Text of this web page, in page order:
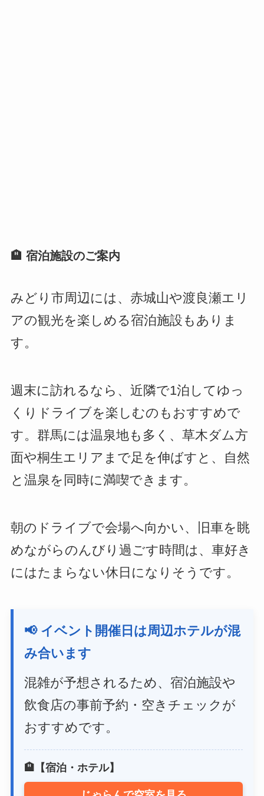
🏨 宿泊施設のご案内
みどり市周辺には、赤城山や渡良瀬エリ
アの観光を楽しめる宿泊施設もありま
す。
週末に訪れるなら、近隣で1泊してゆっ
くりドライブを楽しむのもおすすめで
す。群馬には温泉地も多く、草木ダム方
面や桐生エリアまで足を伸ばすと、自然
と温泉を同時に満喫できます。
朝のドライブで会場へ向かい、旧車を眺
めながらのんびり過ごす時間は、車好き
にはたまらない休日になりそうです。
📢 イベント開催日は周辺ホテルが混
み合います
混雑が予想されるため、宿泊施設や
飲食店の事前予約・空きチェックが
おすすめです。
🏨【宿泊・ホテル】